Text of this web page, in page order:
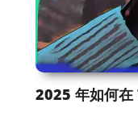
2025 年如何